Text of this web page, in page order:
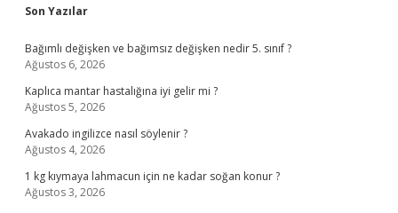
Sidebar
Son Yazılar
Bağımlı değişken ve bağımsız değişken nedir 5. sınıf ?
Ağustos 6, 2026
Kaplıca mantar hastalığına iyi gelir mi ?
Ağustos 5, 2026
Avakado ingilizce nasıl söylenir ?
Ağustos 4, 2026
1 kg kıymaya lahmacun için ne kadar soğan konur ?
Ağustos 3, 2026